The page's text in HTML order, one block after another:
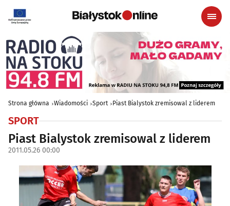
Strona główna Wiadomości Sport Piast Bialystok zremisowal z liderem
SPORT
Piast Bialystok zremisowal z liderem
2011.05.26 00:00